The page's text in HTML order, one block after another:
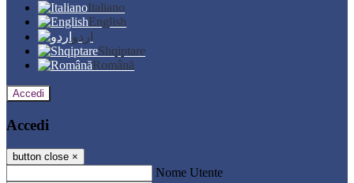
Italiano
English
اردو
Shqiptare
Română
Accedi
Accedi
button close ×
Nome Utente